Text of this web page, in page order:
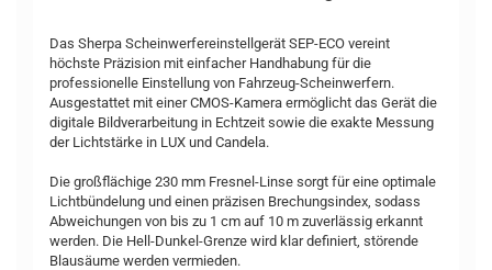
Das Sherpa Scheinwerfereinstellgerät SEP-ECO vereint
höchste Präzision mit einfacher Handhabung für die
professionelle Einstellung von Fahrzeug-Scheinwerfern.
Ausgestattet mit einer CMOS-Kamera ermöglicht das Gerät die
digitale Bildverarbeitung in Echtzeit sowie die exakte Messung
der Lichtstärke in LUX und Candela.
Die großflächige 230 mm Fresnel-Linse sorgt für eine optimale
Lichtbündelung und einen präzisen Brechungsindex, sodass
Abweichungen von bis zu 1 cm auf 10 m zuverlässig erkannt
werden. Die Hell-Dunkel-Grenze wird klar definiert, störende
Blausäume werden vermieden.